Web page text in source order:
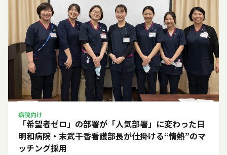
病院向け
「希望者ゼロ」の部署が「人気部署」に変わった日――
明和病院・末武千香看護部長が仕掛ける“情熱”のマ
ッチング採用